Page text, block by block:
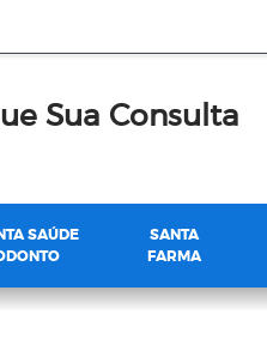
Sua Consulta
SAÚDE
SANTA
FARMA